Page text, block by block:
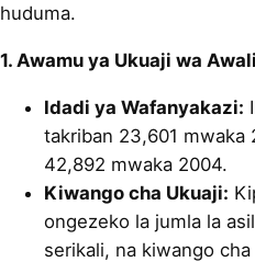
huduma.
1. Awamu ya Ukuaji wa
Idadi ya Wafanyakazi:
takriban 23,601 mwaka
42,892 mwaka 2004.
Kiwango cha Ukuaji:
ongezeko la jumla la
serikali, na kiwango